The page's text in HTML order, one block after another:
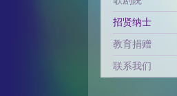
招贤纳士
教育捐赠
联系我们